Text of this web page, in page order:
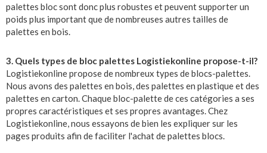
palettes bloc sont donc plus robustes et peuvent supporter un
poids plus important que de nombreuses autres tailles de
palettes en bois.
3. Quels types de bloc palettes Logistiekonline propose-t-il?
Logistiekonline propose de nombreux types de blocs-palettes.
Nous avons des palettes en bois, des palettes en plastique et des
palettes en carton. Chaque bloc-palette de ces catégories a ses
propres caractéristiques et ses propres avantages. Chez
Logistiekonline, nous essayons de bien les expliquer sur les
pages produits afin de faciliter l'achat de palettes blocs.